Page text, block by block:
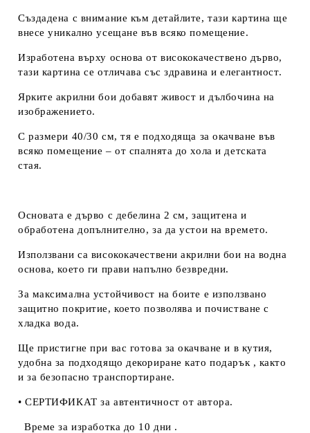
Създадена с внимание към детайлите, тази картина ще
внесе уникално усещане във всяко помещение.
Изработена върху основа от висококачествено дърво,
тази картина се отличава със здравина и елегантност.
Ярките акрилни бои добавят живост и дълбочина на
изображението.
С размери 40/30 см, тя е подходяща за окачване във
всяко помещение – от спалнята до хола и детската
стая.
Основата е дърво с дебелина 2 см, защитена и
обработена допълнително, за да устои на времето.
Използвани са висококачествени акрилни бои на водна
основа, което ги прави напълно безвредни.
За максимална устойчивост на боите е използвано
защитно покритие, което позволява и почистване с
хладка вода.
Ще пристигне при вас готова за окачване и в кутия,
удобна за подходящо декориране като подарък , както
и за безопасно транспортиране.
• СЕРТИФИКАТ за автентичност от автора.
Време за изработка до 10 дни .